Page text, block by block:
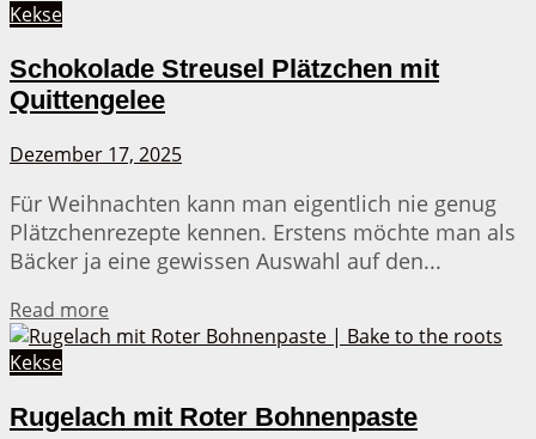
Kekse
Schokolade Streusel Plätzchen mit
Quittengelee
Dezember 17, 2025
Für Weihnachten kann man eigentlich nie genug
Plätzchenrezepte kennen. Erstens möchte man als
Bäcker ja eine gewissen Auswahl auf den...
Read more
Kekse
Rugelach mit Roter Bohnenpaste